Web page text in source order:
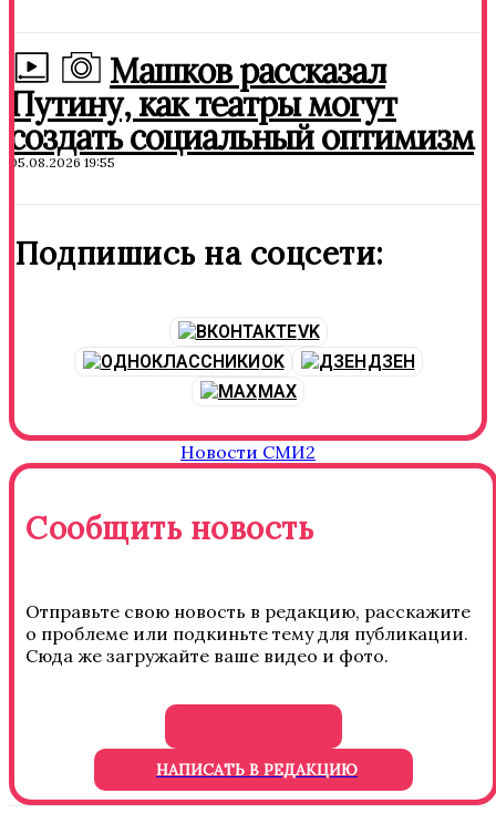
Машков рассказал
Путину, как театры могут
создать социальный оптимизм
05.08.2026 19:55
Подпишись на соцсети:
VK
OK
ДЗЕН
MAX
Новости СМИ2
Сообщить новость
Отправьте свою новость в редакцию, расскажите
о проблеме или подкиньте тему для публикации.
Сюда же загружайте ваше видео и фото.
НАПИСАТЬ В РЕДАКЦИЮ